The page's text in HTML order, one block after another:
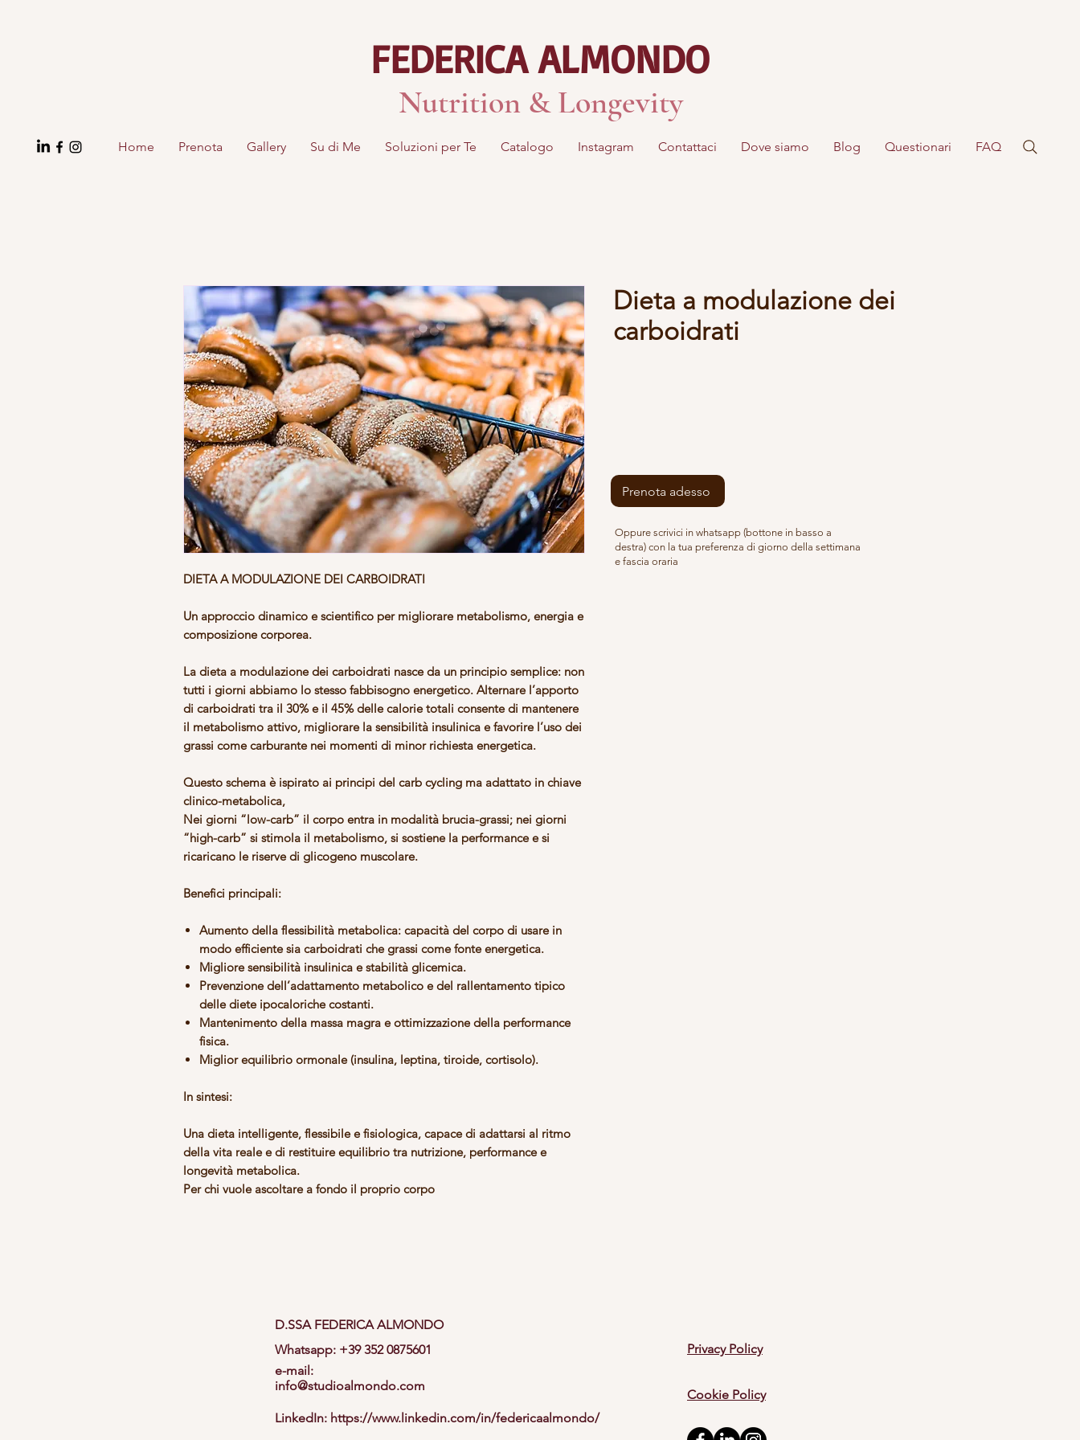
FEDERICA ALMONDO
Nutrition & Longevity
Home Prenota Gallery Su di Me Soluzioni per Te Catalogo Instagram Contattaci Dove siamo Blog Questionari FAQ
DIETA A MODULAZIONE DEI CARBOIDRATI
Un approccio dinamico e scientifico per migliorare metabolismo, energia e
composizione corporea.
La dieta a modulazione dei carboidrati nasce da un principio semplice: non
tutti i giorni abbiamo lo stesso fabbisogno energetico. Alternare l’apporto
di carboidrati tra il 30% e il 45% delle calorie totali consente di mantenere
il metabolismo attivo, migliorare la sensibilità insulinica e favorire l’uso dei
grassi come carburante nei momenti di minor richiesta energetica.
Questo schema è ispirato ai principi del carb cycling ma adattato in chiave
clinico-metabolica,
Nei giorni “low-carb” il corpo entra in modalità brucia-grassi; nei giorni
“high-carb” si stimola il metabolismo, si sostiene la performance e si
ricaricano le riserve di glicogeno muscolare.
Benefici principali:
Aumento della flessibilità metabolica: capacità del corpo di usare in
modo efficiente sia carboidrati che grassi come fonte energetica.
Miglioresensibilità insulinica e stabilità glicemica.
Prevenzione dell’adattamento metabolico e del rallentamento tipico
delle diete ipocaloriche costanti.
Mantenimento della massa magra e ottimizzazione della performance
fisica.
Miglior equilibrio ormonale(insulina, leptina, tiroide, cortisolo).
In sintesi:
Una dieta intelligente, flessibile e fisiologica, capace di adattarsi al ritmo
della vita reale e di restituireequilibrio tra nutrizione, performance e
longevità metabolica.
Per chi vuole ascoltare a fondo il proprio corpo
Dieta a modulazione dei
carboidrati
Prenota adesso
Oppure scrivici in whatsapp (bottone in basso a
destra) con la tua preferenza di giorno della settimana
e fascia oraria
D.SSA FEDERICA ALMONDO
Whatsapp: +39 352 0875601
e-mail:
info@studioalmondo.com
Privacy Policy
Cookie Policy
LinkedIn: https://www.linkedin.com/in/federicaalmondo/